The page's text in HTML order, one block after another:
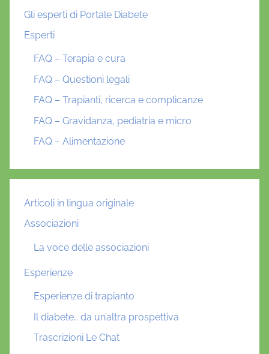
Gli esperti di Portale Diabete
Esperti
FAQ – Terapia e cura
FAQ – Questioni legali
FAQ – Trapianti, ricerca e complicanze
FAQ – Gravidanza, pediatria e micro
FAQ – Alimentazione
Articoli in lingua originale
Associazioni
La voce delle associazioni
Esperienze
Esperienze di trapianto
Il diabete… da un’altra prospettiva
Trascrizioni Le Chat